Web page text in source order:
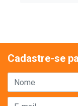
Cadastre-se